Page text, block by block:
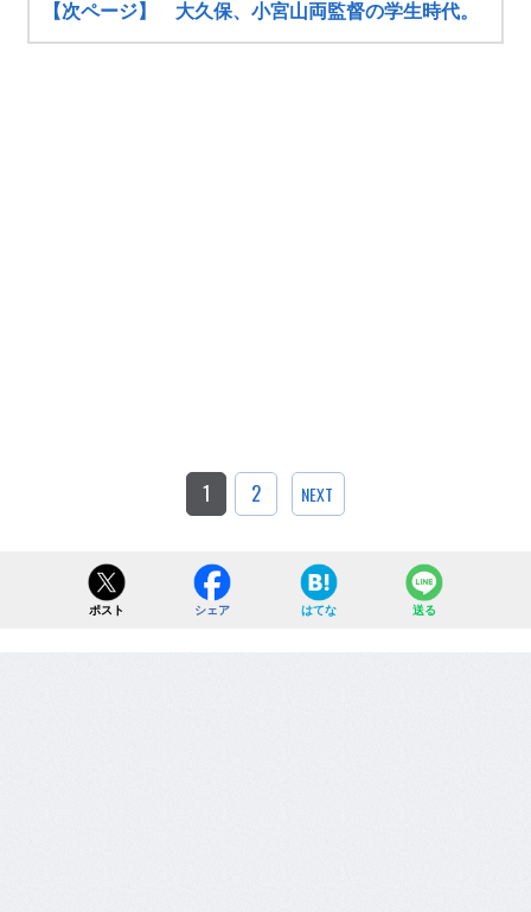
【次ページ】 大久保、小宮山両監督の学生時代。
1 2 NEXT
ポスト シェア はてな 送る